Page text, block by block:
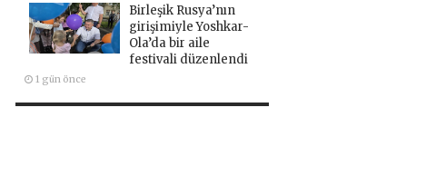
Birleşik Rusya’nın
girişimiyle Yoshkar-
Ola’da bir aile
festivali düzenlendi
1 gün önce